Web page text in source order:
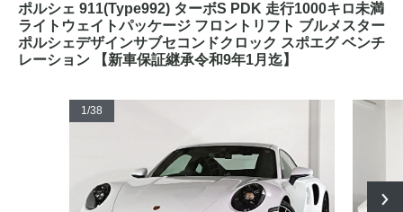
ポルシェ 911(Type992) ターボS PDK 走行1000キロ未満
ライトウェイトパッケージ フロントリフト ブルメスター
ポルシェデザインサブセコンドクロック スポエグ ベンチ
レーション 【新車保証継承令和9年1月迄】
1/38